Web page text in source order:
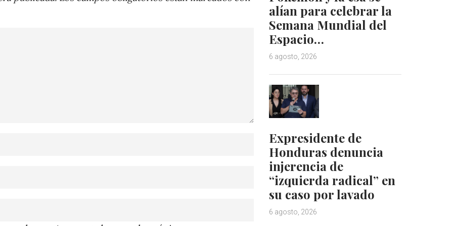
alían para celebrar la
Semana Mundial del
Espacio…
6 agosto, 2026
Expresidente de
Honduras denuncia
injerencia de
“izquierda radical” en
su caso por lavado
6 agosto, 2026